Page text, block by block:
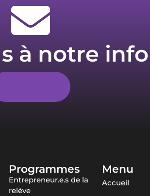
à notre
Programmes
Entrepreneur.e.s de la
relève
Menu
Accueil